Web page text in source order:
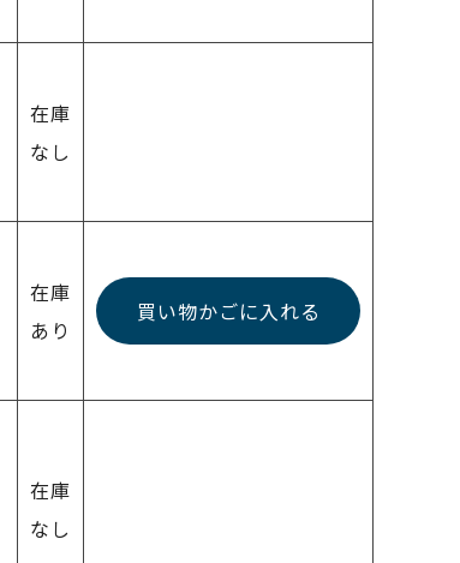
在庫
なし
在庫
あり
買い物かごに入れる
在庫
なし